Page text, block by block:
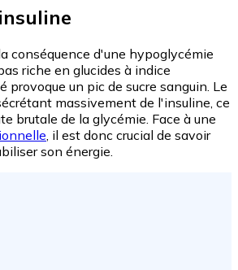
conséquence d'une hypoglycémie
riche en glucides à indice
provoque un pic de sucre sanguin. Le
massivement de l'insuline, ce
brutale de la glycémie. Face à une
, il est donc crucial de savoir
son énergie.